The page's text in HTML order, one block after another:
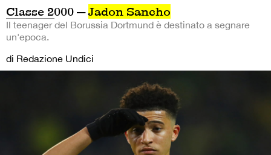
Classe 2000 —Jadon Sancho
Il teenager del Borussia Dortmund è destinato a segnare
un'epoca.
di Redazione Undici